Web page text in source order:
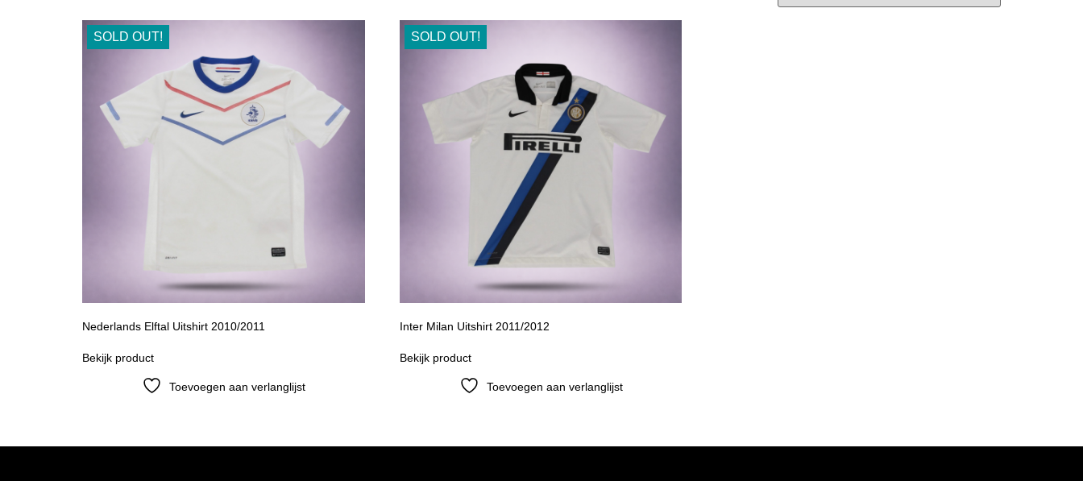
SOLD OUT!
Nederlands Elftal Uitshirt 2010/2011
Bekijk product
Toevoegen aan verlanglijst
SOLD OUT!
Inter Milan Uitshirt 2011/2012
Bekijk product
Toevoegen aan verlanglijst